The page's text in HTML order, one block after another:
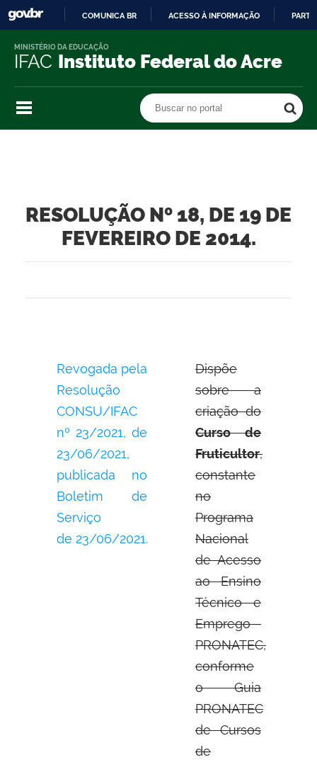
O
COMUNICA BR ACESSO À INFORMAÇÃO
IFAC Instituto Federal do Acre
MINISTÉRIO DA EDUCAÇÃO
Buscar no portal
RESOLUÇÃO Nº 18, DE 19 DE
FEVEREIRO DE 2014.
Revogada pela
Resolução
CONSU/IFAC
nº 23/2021, de
23/06/2021,
publicada no
Boletim de
Serviço
de 23/06/2021.
Dispõe
sobre a
criação do
Curso de
Fruticultor,
constante
no
Programa
Nacional
de Acesso
ao Ensino
Técnico e
Emprego –
PRONATEC,
conforme
o Guia
PRONATEC
de Cursos
de